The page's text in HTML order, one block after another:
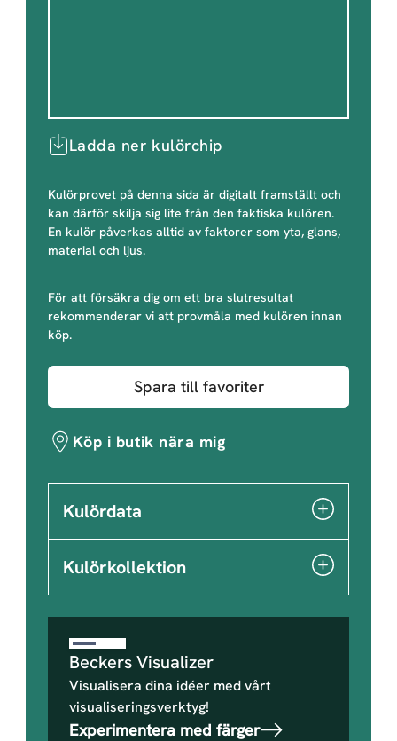
Ladda ner kulörchip
Kulörprovet på denna sida är digitalt framställt och
kan därför skilja sig lite från den faktiska kulören.
En kulör påverkas alltid av faktorer som yta, glans,
material och ljus.
För att försäkra dig om ett bra slutresultat
rekommenderar vi att provmåla med kulören innan
köp.
Spara till favoriter
Köp i butik nära mig
Kulördata
Kulörkollektion
Beckers Visualizer
Visualisera dina idéer med vårt
visualiseringsverktyg!
Experimentera med färger